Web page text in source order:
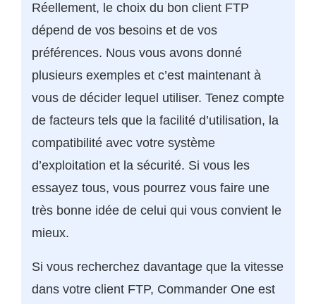
Réellement, le choix du bon client FTP
dépend de vos besoins et de vos
préférences. Nous vous avons donné
plusieurs exemples et c’est maintenant à
vous de décider lequel utiliser. Tenez compte
de facteurs tels que la facilité d’utilisation, la
compatibilité avec votre système
d’exploitation et la sécurité. Si vous les
essayez tous, vous pourrez vous faire une
très bonne idée de celui qui vous convient le
mieux.
Si vous recherchez davantage que la vitesse
dans votre client FTP, Commander One est